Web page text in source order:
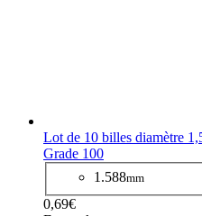
Lot de 10 billes diamètre
Grade 100
1.588mm
0,69€